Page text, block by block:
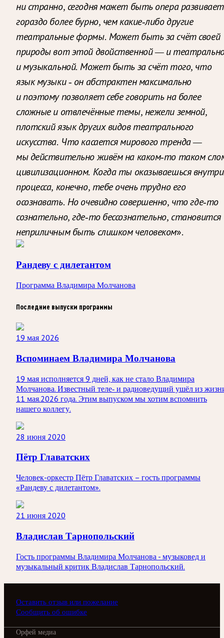
ни странно, сегодня может быть опера
гораздо более бурно, чем какие-либо другие
театральные формы. Может быть за счёт своей
природы вот этой двойственной — и
и музыкальной. Может быть за счёт того, что
язык музыки ‑ он абстрактен максимально
и поэтому позволяет себе говорить на более
сложные и отвлечённые темы, нежели земной,
плотский язык других видов театрального
искусства. Что касается мирового тренда —
мы действительно живём на каком-то таком
цивилизационном. Когда ты оказываешься внутри
процесса, конечно, тебе очень трудно его
осознавать. Но очевидно совершенно, что где-то
сознательно, где-то бессознательно, становится
неприличным быть слишком человеком».
Рандеву с дилетантом
Программа Владимира Молчанова
Последние выпуски программы
19 мая 2026
Вспоминаем Владимира Молчанова
19 мая исполняется 9 дней, как не стало Владимира
Молчанова. Известный теле‑ и радиоведущий ушёл из
11 мая.2026 года. Этим выпуском мы хотим вспомнить
нашего коллегу.
28 июня 2020
Пётр Главатских
Человек-оркестр Пётр Главатских – гость программы
«Рандеву с дилетантом».
21 июня 2020
Владислав Тарнопольский
Гость программы Владимира Молчанова - музыковед и
музыкальный критик Владислав Тарнопольский.
Оставить отзыв или пожелание
Сообщить об ошибке
Орфей медиа